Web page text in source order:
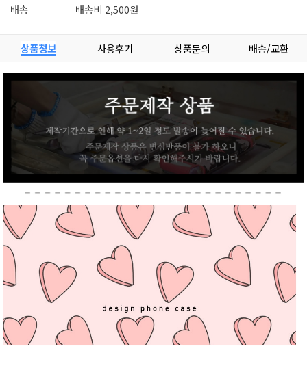
배송 배송비 2,500원
상품정보 사용후기 상품문의 배송/교환